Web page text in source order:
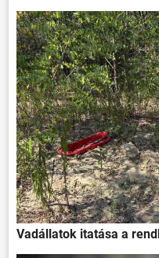
Vadállatok itatása a